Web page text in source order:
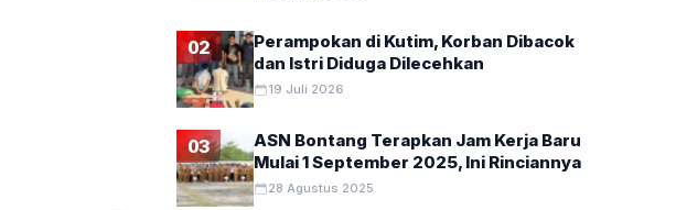
02
Perampokan di Kutim, Korban Dibacok
dan Istri Diduga Dilecehkan
19 Juli 2026
03
ASN Bontang Terapkan Jam Kerja Baru
Mulai 1 September 2025, Ini Rinciannya
28 Agustus 2025